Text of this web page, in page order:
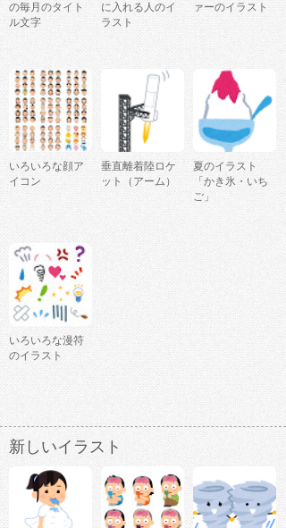
の毎月のタイト
ル文字
に入れる人のイ
ラスト
ァーのイラスト
いろいろな顔ア
イコン
垂直離着陸ロケ
ット（アーム）
夏のイラスト
「かき氷・いち
ご」
いろいろな漫符
のイラスト
新しいイラスト